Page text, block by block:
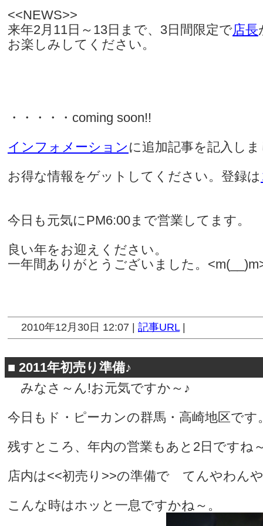
<<NEWS>>
来年2月11日～13日まで、3日間限定で店長
お楽しみしてください。
・・・・・coming soon!!
インフォメーション に追加記事を記入し
お得な情報をゲットしてください。登録は
今日も元気にPM6:00まで営業してます。
良い年をお迎えください。
一年間ありがとうございました。
2010年12月30日 12:07 | 記事URL|
■ 2011年初売り準備♪
みなさ～ん!お元気ですか～♪
今日もド・ピーカンの群馬・高崎地区です
残すところ、年内の営業もあと2日ですね
店内は<<初売り>>の準備で てんやわん
こんな時はホッと一息ですかね～。